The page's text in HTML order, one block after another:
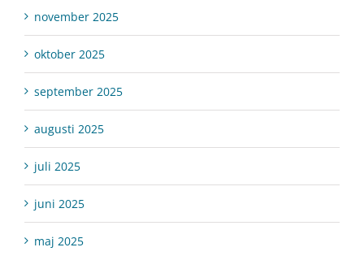
november 2025
oktober 2025
september 2025
augusti 2025
juli 2025
juni 2025
maj 2025